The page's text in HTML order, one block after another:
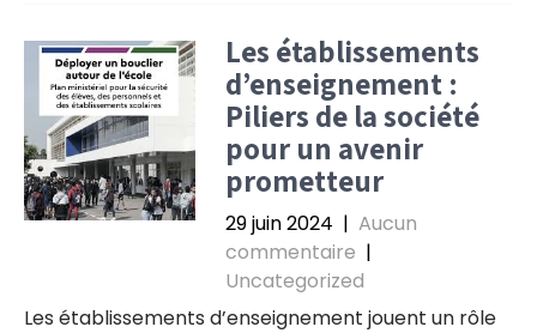
Les établissements
d’enseignement :
Piliers de la société
pour un avenir
prometteur
29 juin 2024 | Aucun
commentaire |
Uncategorized
Les établissements d’enseignement jouent un rôle